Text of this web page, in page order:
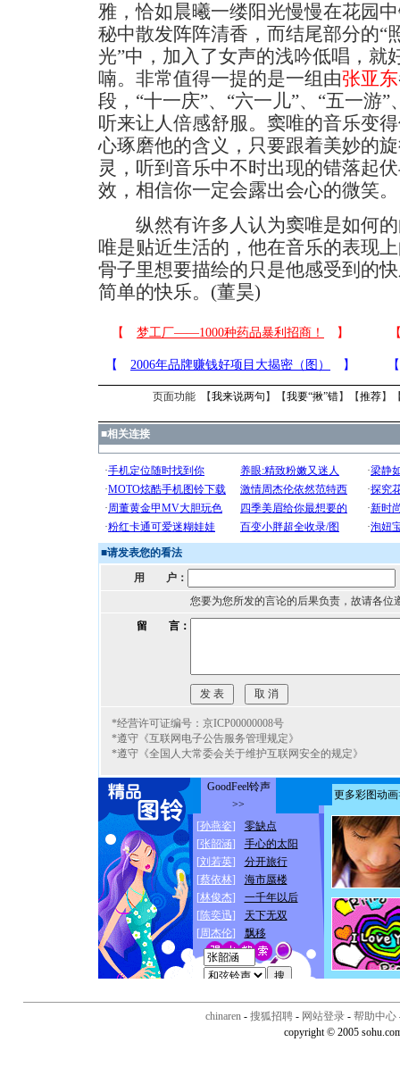
雅，恰如晨曦一缕阳光慢慢在花园
秘中散发阵阵清香，而结尾部分的“
光”中，加入了女声的浅吟低唱，就
喃。非常值得一提的是一组由张亚东
段，“十一庆”、“六一儿”、“五一游
听来让人倍感舒服。窦唯的音乐变
心琢磨他的含义，只要跟着美妙的
灵，听到音乐中不时出现的错落起
效，相信你一定会露出会心的微笑。
纵然有许多人认为窦唯是如何的
唯是贴近生活的，他在音乐的表现
骨子里想要描绘的只是他感受到的
简单的快乐。(董昊)
页面功能 【我来说两句 】【我要“揪”错】【推荐】
■相关连接
■请发表您的看法
用 户：
您要为您所发的言论的后果负责，故请各位
留 言：
*经营许可证编号：京ICP00000008号
*遵守《互联网电子公告服务管理规定》
*遵守《全国人大常委会关于维护互联网安全的规定》
chinaren - 搜狐招聘 - 网站登录 - 帮助中心
copyright © 2005